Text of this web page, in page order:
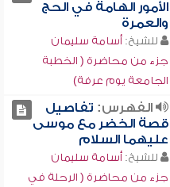
الأمور الهامة في الحج
والعمرة
للشيخ: أسامة سليمان
جزء من محاضرة ( الخطبة
الجامعة يوم عرفة)
الفهرس: تفاصيل
قصة الخضر مع موسى
عليهما السلام
للشيخ: أسامة سليمان
جزء من محاضرة ( الرحلة في